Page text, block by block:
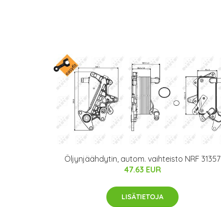
Öljynjäähdytin, autom. vaihteisto NRF 31357
47.63 EUR
LISÄTIETOJA